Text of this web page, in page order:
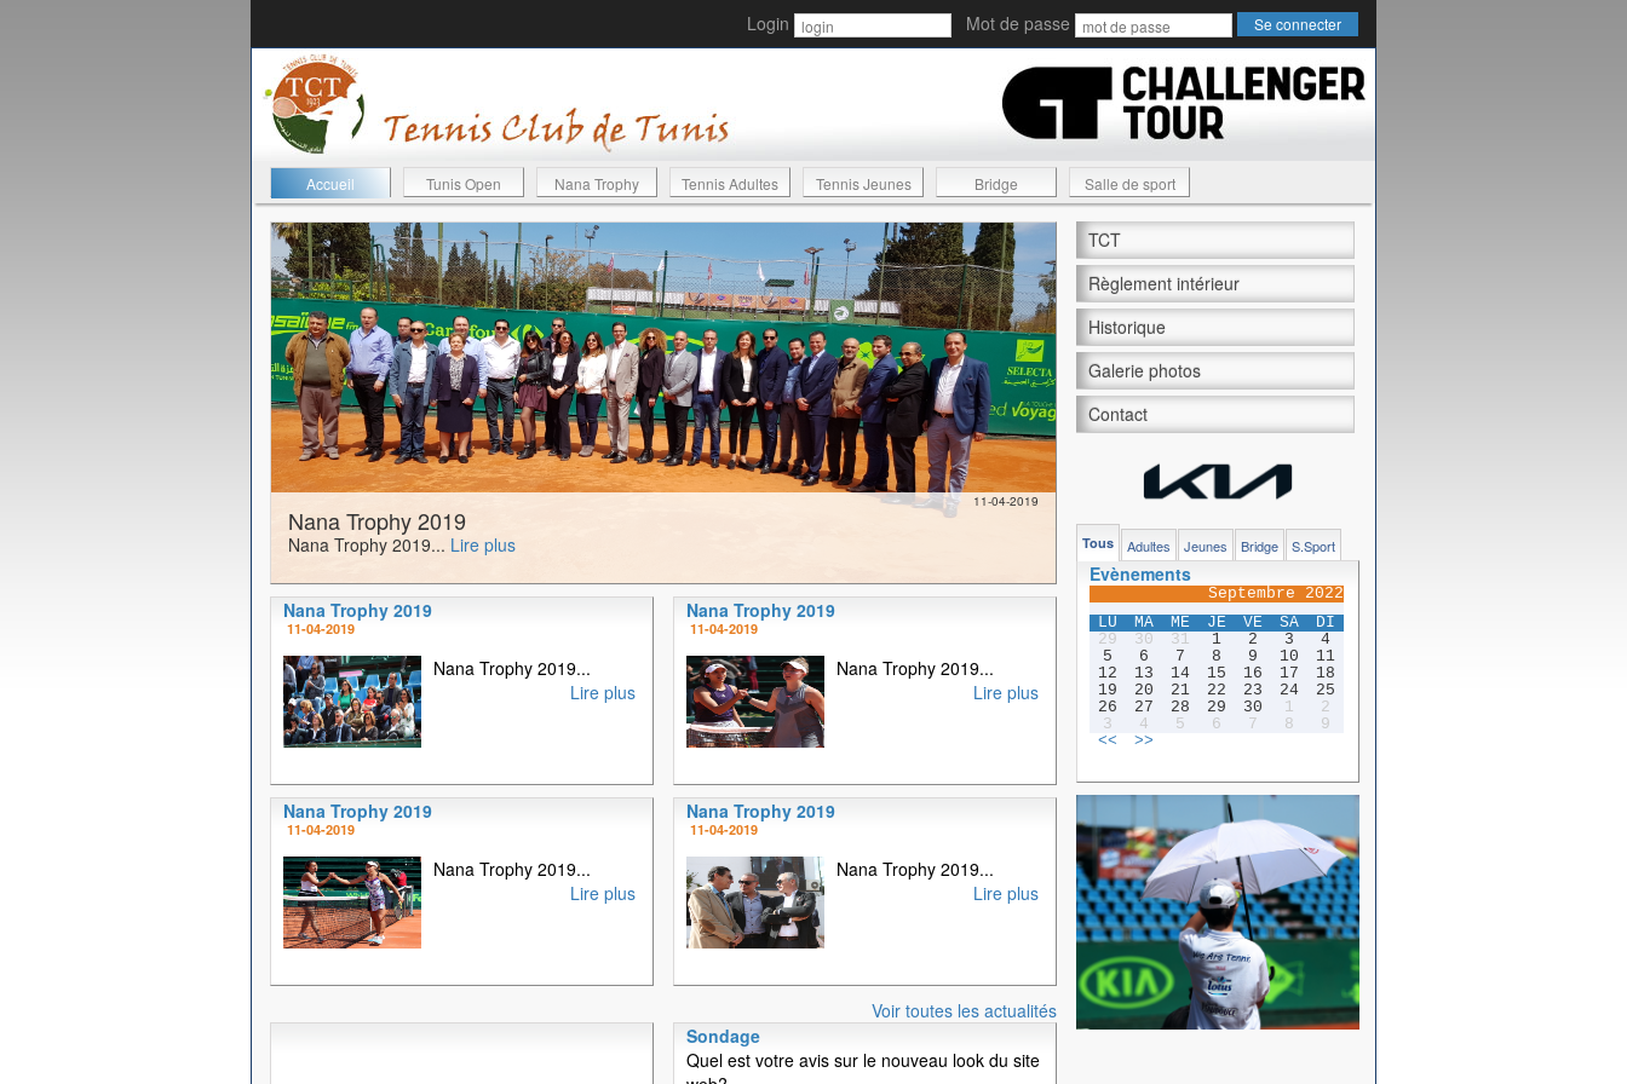
Login Mot de passe
Accueil Tunis Open Nana Trophy Tennis Adultes Tennis Jeunes Bridge Salle de sport
11-04-2019
Nana Trophy 2019
Nana Trophy 2019... Lire plus
Nana Trophy 2019
11-04-2019
Nana Trophy 2019...
Lire plus
Nana Trophy 2019
11-04-2019
Nana Trophy 2019...
Lire plus
Nana Trophy 2019
11-04-2019
Nana Trophy 2019...
Lire plus
Nana Trophy 2019
11-04-2019
Nana Trophy 2019...
Lire plus
Voir toutes les actualités
Sondage
Quel est votre avis sur le nouveau look du site
TCT
Règlement intérieur
Historique
Galerie photos
Contact
Tous Adultes Jeunes Bridge S.Sport
Evènements
Septembre 2022
LU
MA ME JE VE SA
DI
29
30 31 1 2 3
4
5
6 7 8 9 10
11
12
13 14 15 16 17
18
19
20 21 22 23 24
25
26
27 28 29 30 1
2
3
4 5 6 7 8
9
<<
>>